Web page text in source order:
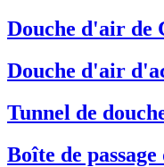
Douche d'air de
Douche d'air
Tunnel de
Boîte de